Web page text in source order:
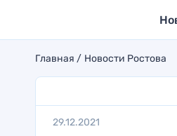
Главная Новости Ростова
29.12.2021